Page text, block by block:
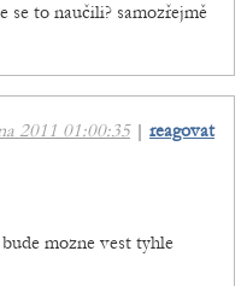
se to naučili? samozřejmě
2011 01:00:35| reagovat
mozne vest tyhle